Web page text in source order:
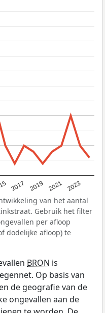
2017 2019 2021 2023
van het aantal
Gebruik het filter
per afloop
dodelijke afloop) te
BRON is
Op basis van
de geografie van de
ongevallen aan de